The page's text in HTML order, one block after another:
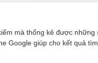
mà thống kê được
Google giúp cho kết quả